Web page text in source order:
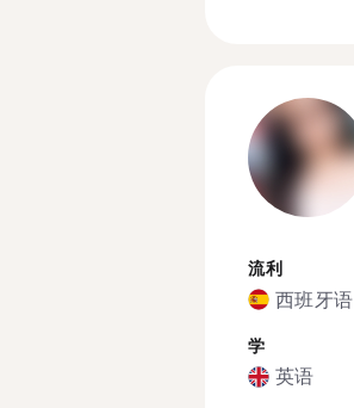
流利
西班牙语
学
英语